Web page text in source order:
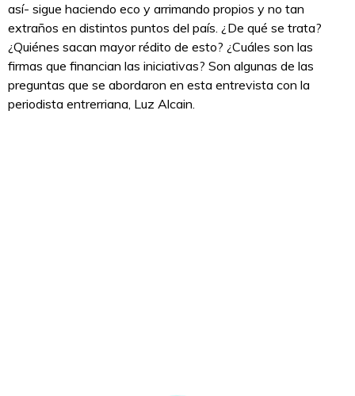
así- sigue haciendo eco y arrimando propios y no tan
extraños en distintos puntos del país. ¿De qué se trata?
¿Quiénes sacan mayor rédito de esto? ¿Cuáles son las
firmas que financian las iniciativas? Son algunas de las
preguntas que se abordaron en esta entrevista con la
periodista entrerriana, Luz Alcain.